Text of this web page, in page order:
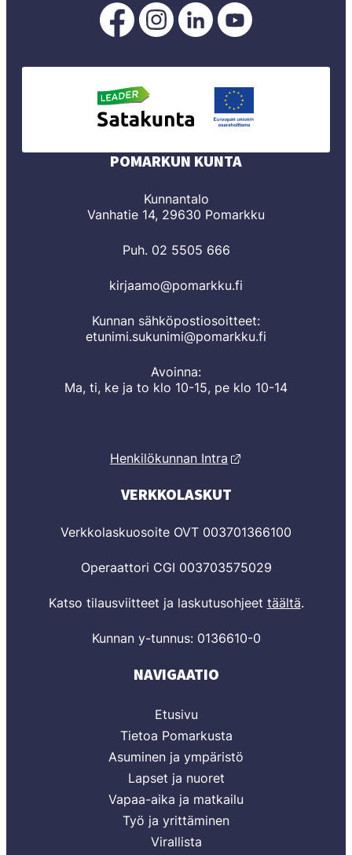
Pomarkku
Facebookissa
Pomarkku
Instagramissa
Pomarkku
LinkedInissä
POMARKUN KUNTA
Kunnantalo
Vanhatie 14, 29630 Pomarkku
Puh. 02 5505 666
kirjaamo@pomarkku.fi
Kunnan sähköpostiosoitteet:
etunimi.sukunimi@pomarkku.fi
Avoinna:
Ma, ti, ke ja to klo 10-15, pe klo 10-14
Henkilökunnan Intra
VERKKOLASKUT
Verkkolaskuosoite OVT 003701366100
Operaattori CGI 003703575029
Katso tilausviitteet ja laskutusohjeet täältä.
Kunnan y-tunnus: 0136610-0
NAVIGAATIO
Etusivu
Tietoa Pomarkusta
Asuminen ja ympäristö
Lapset ja nuoret
Vapaa-aika ja matkailu
Työ ja yrittäminen
Virallista